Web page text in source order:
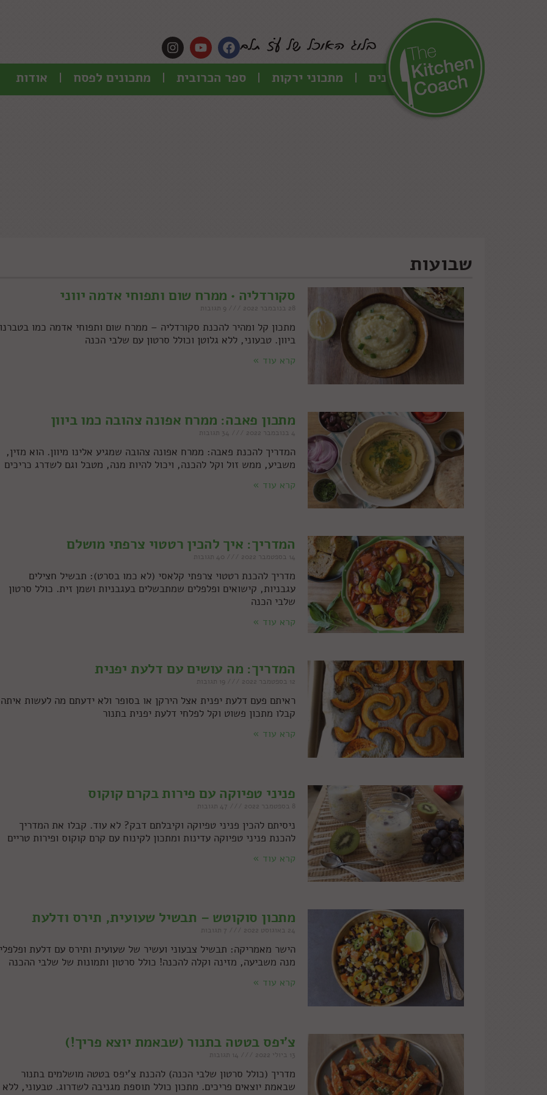
כל המתכונים מתכוני ירקות ספר הכרובית מתכונים לפסח אודות
שבועות
סקורדליה • ממרח שום ותפוחי אדמה יווני
28 בנובמבר 2022
מתכון קל ומהיר להכנת סקורדליה – ממרח שום ותפוחי אדמה כמו
ביוון. טבעוני, ללא גלוטן וכולל סרטון עם שלבי הכנה
קרא עוד »
מתכון פאבה: ממרח אפונה צהובה כמו ביוון
4 בנובמבר 2022
המדריך להכנת פאבה: ממרח אפונה צהובה שמגיע אלינו מיוון. הוא מזין,
משביע, ממש זול וקל להכנה, ויכול להיות מנה, מטבל וגם לשדרג כריכים
קרא עוד »
המדריך: איך להכין רטטוי צרפתי מושלם
14 בספטמבר 2022
מדריך להכנת רטטוי צרפתי קלאסי (לא כמו בסרט): תבשיל חצילים
עגבניות, קישואים ופלפלים שמתבשלים בעגבניות ושמן זית. כולל סרטון
שלבי הכנה
קרא עוד »
המדריך: מה עושים עם דלעת יפנית
12 בספטמבר 2022
ראיתם פעם דלעת יפנית אצל הירקן או בסופר ולא ידעתם מה לעשות
קבלו מתכון פשוט וקל לפלחי דלעת יפנית בתנור
קרא עוד »
פניני טפיוקה עם פירות בקרם קוקוס
8 בספטמבר 2022
ניסיתם להכין פניני טפיוקה וקיבלתם דבק? לא עוד. קבלו את המדריך
להכנת פניני טפיוקה עדינות ומתכון לקינוח עם קרם קוקוס ופירות טריים
קרא עוד »
מתכון סוקוטש – תבשיל שעועית, תירס ודלעת
24 באוגוסט 2022
הישר מאמריקה: תבשיל צבעוני ועשיר של שעועית ותירס עם דלעת
מנה משביעה, מזינה וקלה להכנה! כולל סרטון ותמונות של שלבי ההכנה
קרא עוד »
צ'יפס בטטה בתנור (שבאמת יוצא פריך!)
13 ביולי 2022
מדריך (כולל סרטון שלבי הכנה) להכנת צ'יפס בטטה מושלמים בתנור
שבאמת יוצאים פריכים. מתכון כולל תוספת מגניבה לשדרוג. טבעוני, ללא